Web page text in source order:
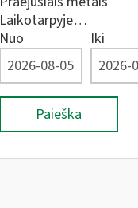
Laikotarpyje…
Nuo
Iki
Paieška